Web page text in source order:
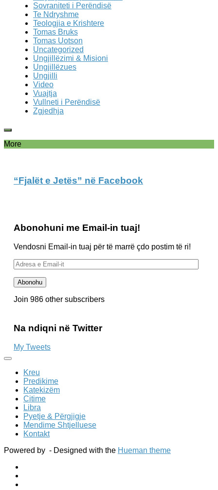
Sovraniteti i Perëndisë
Te Ndryshme
Teologjia e Krishtere
Tomas Bruks
Tomas Uotson
Uncategorized
Ungjillëzimi & Misioni
Ungjillëzues
Ungjilli
Video
Vuajtja
Vullneti i Perëndisë
Zgjedhja
More
“Fjalët e Jetës” në Facebook
Abonohuni me Email-in tuaj!
Vendosni Email-in tuaj për të marrë çdo postim të ri!
Adresa
e
Email-
it
Abonohu
Join 986 other subscribers
Na ndiqni në Twitter
My Tweets
Kreu
Predikime
Katekizëm
Citime
Libra
Pyetje & Përgjigje
Mendime Shtjelluese
Kontakt
Powered by - Designed with the Hueman theme